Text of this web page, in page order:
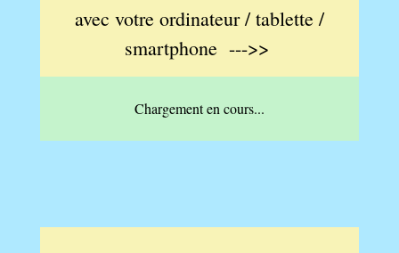
avec votre ordinateur / tablette /
smartphone --->>
Chargement en cours...